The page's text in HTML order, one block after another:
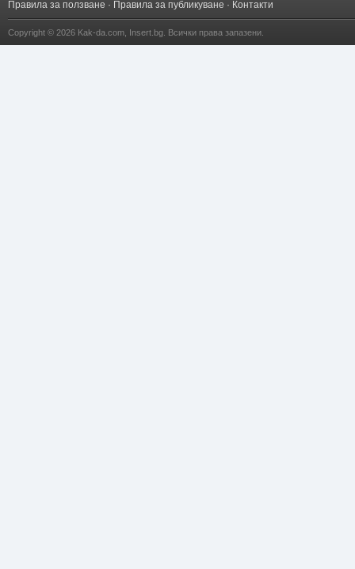
Правила за ползване · Правила за публикуване · Контакти
Copyright © 2026 Kak-da.com Insert.bg . Всички права запазени.